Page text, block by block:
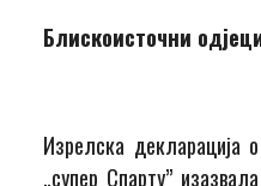
Блискоисточни
Изрелска декларација
„супер Спарту”